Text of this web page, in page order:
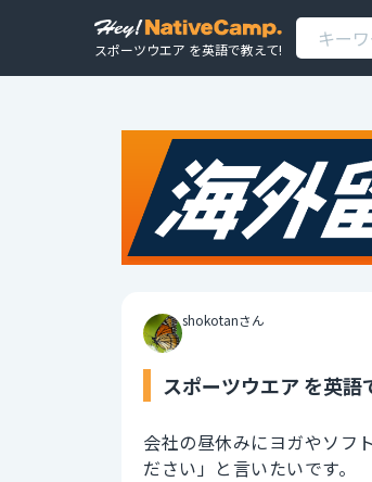
スポーツウエア を英語で教えて!
shokotanさん
スポーツウエア を英語
会社の昼休みにヨガやソフ
ださい」と言いたいです。